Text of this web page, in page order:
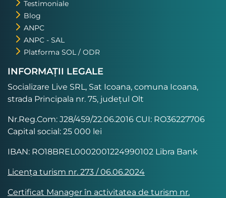
Testimoniale
Blog
ANPC
ANPC - SAL
Platforma SOL / ODR
INFORMAȚII LEGALE
Socializare Live SRL, Sat Icoana, comuna Icoana,
strada Principala nr. 75, județul Olt
Nr.Reg.Com: J28/459/22.06.2016 CUI: RO36227706
Capital social: 25 000 lei
IBAN: RO18BREL0002001224990102 Libra Bank
Licența turism nr. 273 / 06.06.2024
Certificat Manager în activitatea de turism nr.